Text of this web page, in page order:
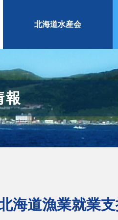
北海道水産会
報
海道漁業就業